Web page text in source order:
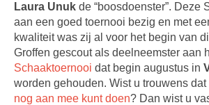
Laura Unuk de “boosdoenster”. Deze
aan een goed toernooi bezig en met
kwaliteit was zij al voor het begin van
Groffen gescout als deelneemster aan
Schaaktoernooi dat begin augustus in
worden gehouden. Wist u trouwens dat
nog aan mee kunt doen? Dan wist u